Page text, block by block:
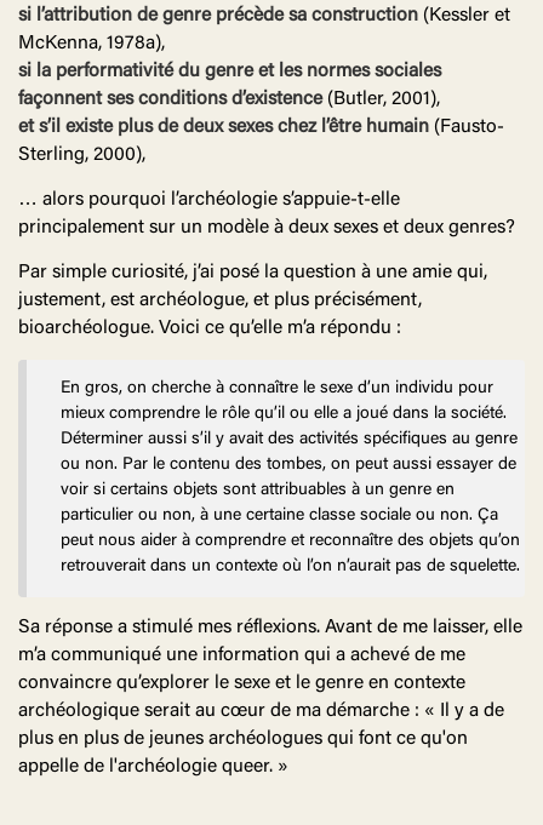
si l’attribution de genre précède sa construction (Kessler et
McKenna, 1978a),
si la performativité du genre et les normes sociales
façonnent ses conditions d’existence(Butler, 2001),
et s’il existe plus de deux sexes chez l’être humain (Fausto-
Sterling, 2000),
… alors pourquoi l’archéologie s’appuie-t-elle
principalement sur un modèle à deux sexes et deux genres?
Par simple curiosité, j’ai posé la question à une amie qui,
justement, est archéologue, et plus précisément,
bioarchéologue. Voici ce qu’elle m’a répondu :
En gros, on cherche à connaître le sexe d’un individu pour
mieux comprendre le rôle qu’il ou elle a joué dans la société.
Déterminer aussi s’il y avait des activités spécifiques au genre
ou non. Par le contenu des tombes, on peut aussi essayer de
voir si certains objets sont attribuables à un genre en
particulier ou non, à une certaine classe sociale ou non. Ça
peut nous aider à comprendre et reconnaître des objets qu’on
retrouverait dans un contexte où l’on n’aurait pas de squelette.
Sa réponse a stimulé mes réflexions. Avant de me laisser, elle
m’a communiqué une information qui a achevé de me
convaincre qu’explorer le sexe et le genre en contexte
archéologique serait au cœur de ma démarche : « Il y a de
plus en plus de jeunes archéologues qui font ce qu'on
appelle de l'archéologie queer. »